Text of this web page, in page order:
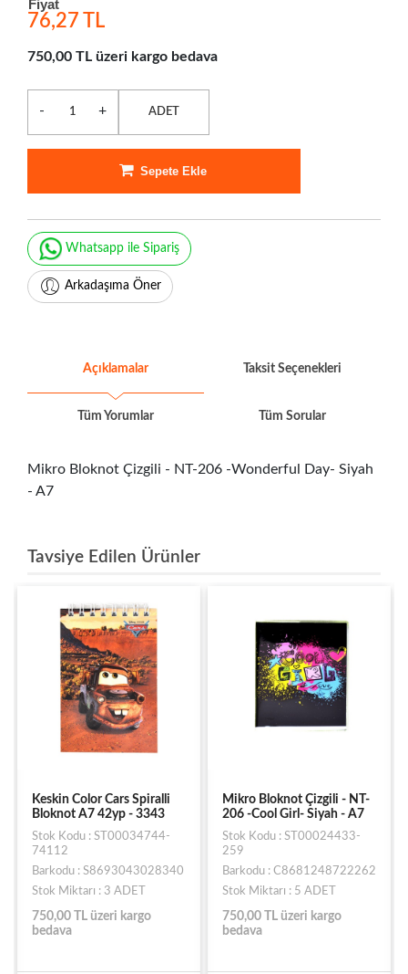
Fiyat
76,27 TL
750,00 TL üzeri kargo bedava
- + ADET
Sepete Ekle
Whatsapp ile Sipariş
Arkadaşıma Öner
Açıklamalar Taksit Seçenekleri
Tüm Yorumlar Tüm Sorular
Mikro Bloknot Çizgili - NT-206 -Wonderful Day- Siyah
- A7
Tavsiye Edilen Ürünler
Keskin Color Cars Spiralli
Bloknot A7 42yp - 3343
Stok Kodu : ST00034744-
74112
Barkodu : S8693043028340
Stok Miktarı : 3 ADET
750,00 TL üzeri kargo
bedava
Mikro Bloknot Çizgili - NT-
206 -Cool Girl- Siyah - A7
Stok Kodu : ST00024433-
259
Barkodu : C8681248722262
Stok Miktarı : 5 ADET
750,00 TL üzeri kargo
bedava